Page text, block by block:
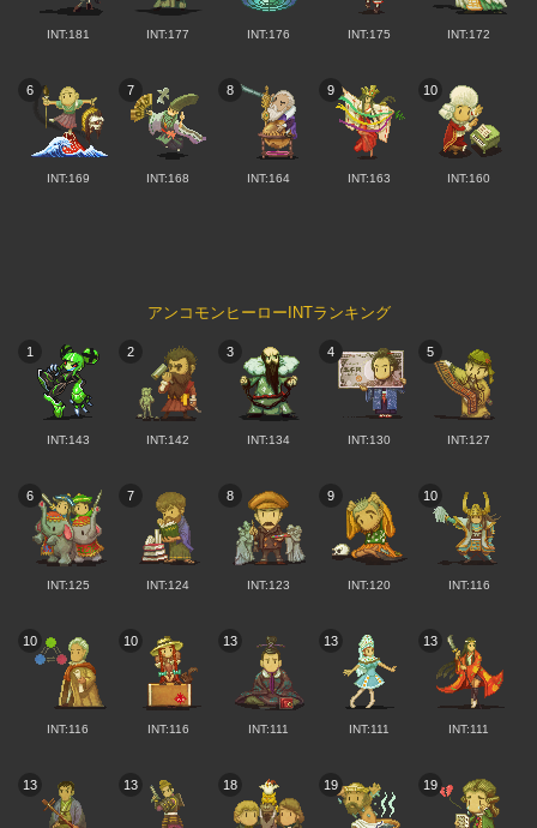
INT:181 INT:177 INT:176 INT:175 INT:172
6
INT:169
7
INT:168
8
INT:164
9
INT:163
10
INT:160
アンコモンヒーローINTランキング
1
INT:143
2
INT:142
3
INT:134
4
INT:130
5
INT:127
6
INT:125
7
INT:124
8
INT:123
9
INT:120
10
INT:116
10
INT:116
10
INT:116
13
INT:111
13
INT:111
13
INT:111
13 13 18 19 19